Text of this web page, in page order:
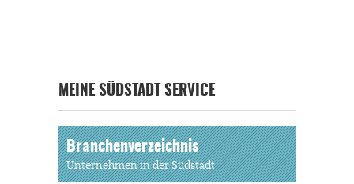
MEINE SÜDSTADT SERVICE
Branchenverzeichnis
Unternehmen in der Südstadt